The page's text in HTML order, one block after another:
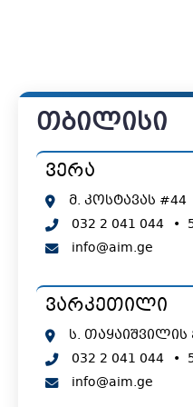
თბილისი
ვერა
მ. კოსტავას #44
032 2 041 044 •
info@aim.ge
ვარკეთილი
ს. თაყაიშვილის
032 2 041 044 •
info@aim.ge